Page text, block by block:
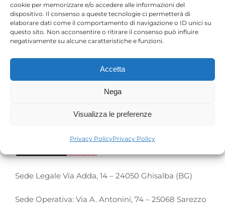
cookie per memorizzare e/o accedere alle informazioni del
dispositivo. Il consenso a queste tecnologie ci permetterà di
elaborare dati come il comportamento di navigazione o ID unici su
questo sito. Non acconsentire o ritirare il consenso può influire
negativamente su alcune caratteristiche e funzioni.
Accetta
Nega
Visualizza le preferenze
Privacy PolicyPrivacy Policy
Email
Sede Legale Via Adda, 14 – 24050 Ghisalba (BG)
Sede Operativa: Via A. Antonini, 74 – 25068 Sarezzo